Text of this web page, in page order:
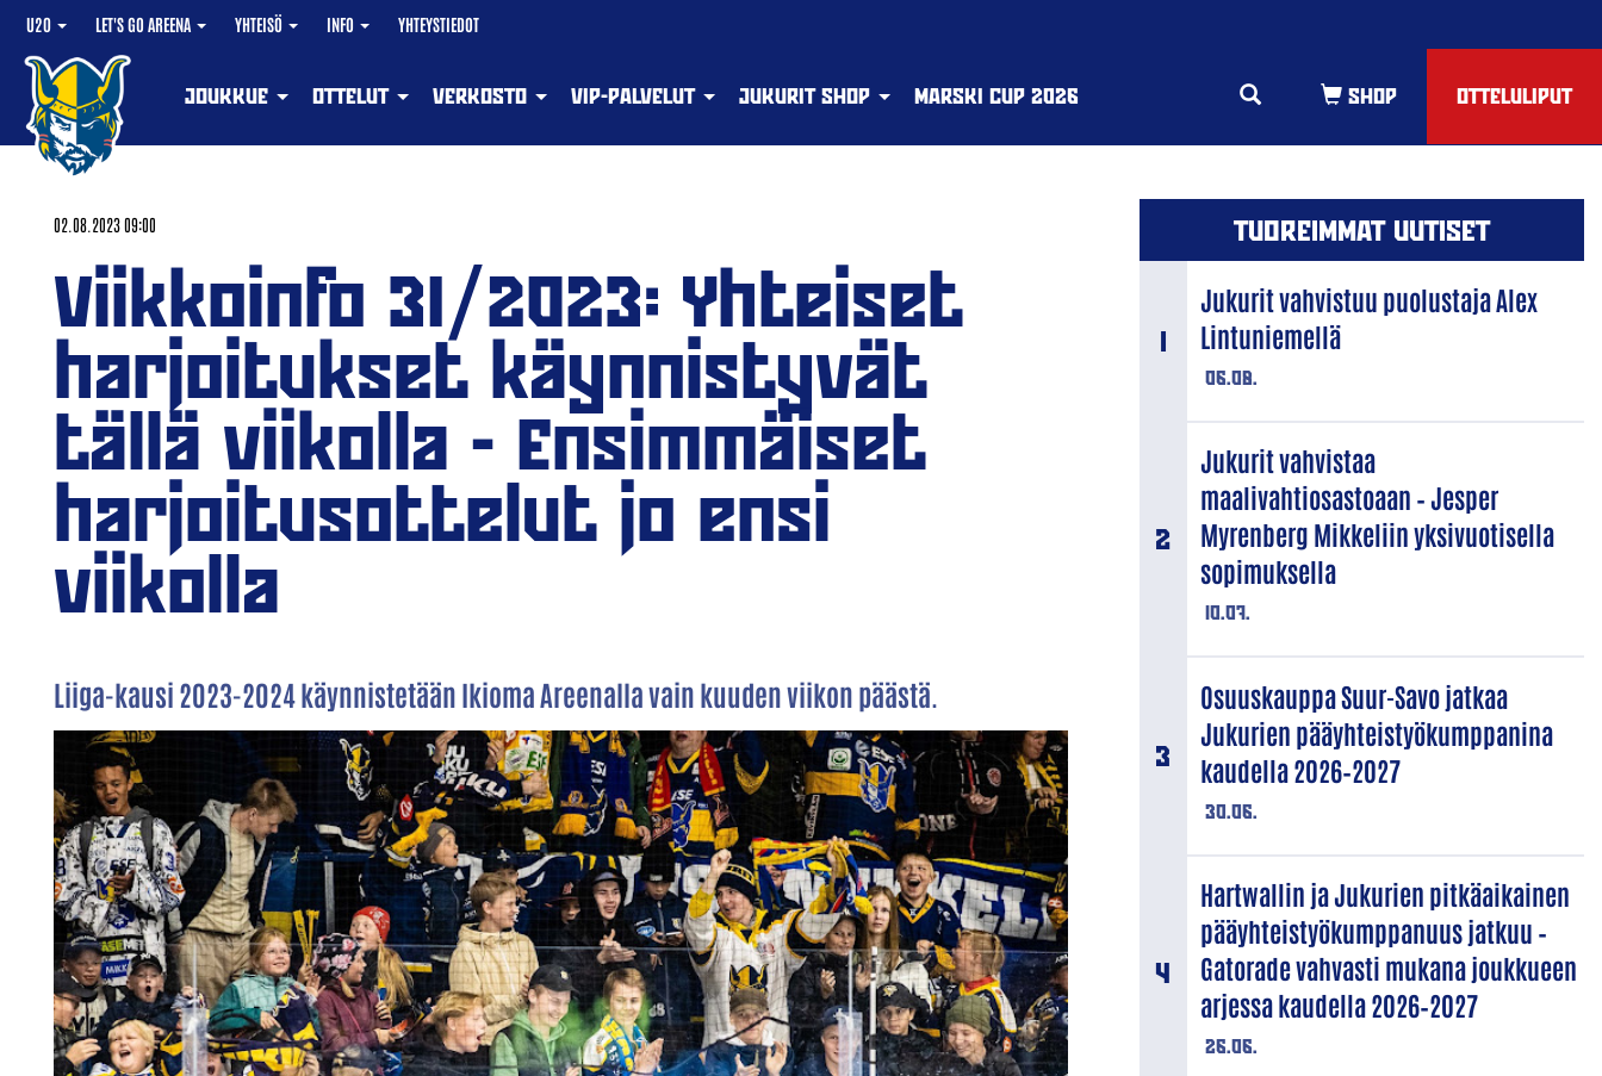
U20 LET'S GO AREENA YHTEISÖ INFO YHTEYSTIEDOT
OTTELULIPUT
JOUKKUE OTTELUT VERKOSTO VIP-PALVELUT JUKURIT SHOP MARSKI CUP 2026
02.08.2023 09:00
Viikkoinfo 31/2023: Yhteiset
harjoitukset käynnistyvät
tällä viikolla - Ensimmäiset
harjoitusottelut jo ensi
viikolla
Liiga-kausi 2023-2024 käynnistetään Ikioma Areenalla vain kuuden viikon päästä.
TUOREIMMAT UUTISET
06.08.
Jukurit vahvistuu puolustaja Alex
Lintuniemellä
10.07.
Jukurit vahvistaa
maalivahtiosastoaan – Jesper
Myrenberg Mikkeliin yksivuotisella
sopimuksella
30.06.
Osuuskauppa Suur-Savo jatkaa
Jukurien pääyhteistyökumppanina
kaudella 2026–2027
26.06.
Hartwallin ja Jukurien pitkäaikainen
pääyhteistyökumppanuus jatkuu –
Gatorade vahvasti mukana joukkueen
arjessa kaudella 2026–2027